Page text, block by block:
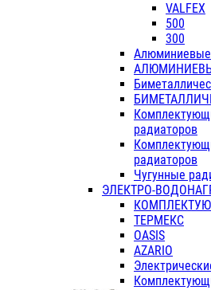
VALFEX
500
300
радиаторов
радиаторов
Чугунные
ЭЛЕКТРО-
ТЕРМЕКС
OASIS
AZARIO